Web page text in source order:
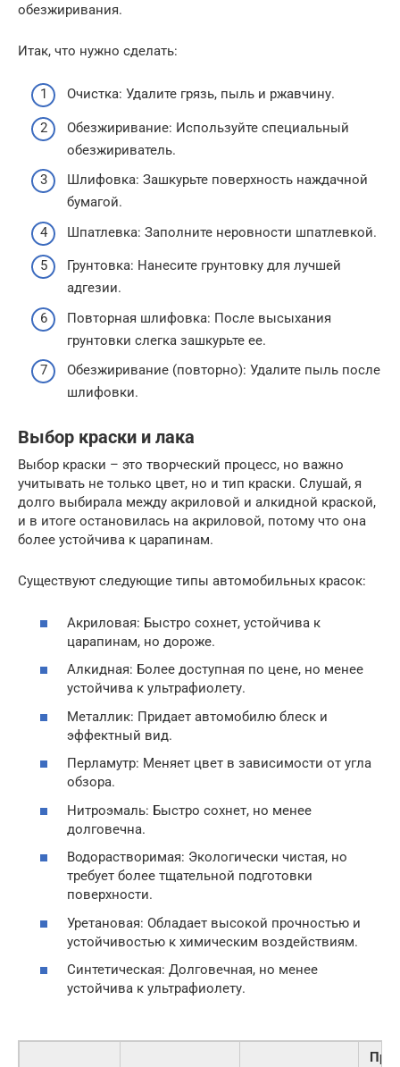
обезжиривания.
Итак, что нужно сделать:
Очистка: Удалите грязь, пыль и ржавчину.
Обезжиривание: Используйте специальный
обезжириватель.
Шлифовка: Зашкурьте поверхность наждачной
бумагой.
Шпатлевка: Заполните неровности шпатлевкой.
Грунтовка: Нанесите грунтовку для лучшей
адгезии.
Повторная шлифовка: После высыхания
грунтовки слегка зашкурьте ее.
Обезжиривание (повторно): Удалите пыль после
шлифовки.
Выбор краски и лака
Выбор краски – это творческий процесс, но важно
учитывать не только цвет, но и тип краски. Слушай, я
долго выбирала между акриловой и алкидной краской,
и в итоге остановилась на акриловой, потому что она
более устойчива к царапинам.
Существуют следующие типы автомобильных красок:
Акриловая: Быстро сохнет, устойчива к
царапинам, но дороже.
Алкидная: Более доступная по цене, но менее
устойчива к ультрафиолету.
Металлик: Придает автомобилю блеск и
эффектный вид.
Перламутр: Меняет цвет в зависимости от угла
обзора.
Нитроэмаль: Быстро сохнет, но менее
долговечна.
Водорастворимая: Экологически чистая, но
требует более тщательной подготовки
поверхности.
Уретановая: Обладает высокой прочностью и
устойчивостью к химическим воздействиям.
Синтетическая: Долговечная, но менее
устойчива к ультрафиолету.